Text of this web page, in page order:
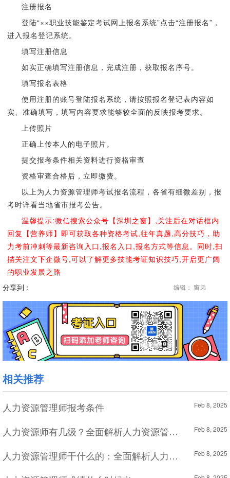
注册报名
登陆“××职业技能鉴定考试网上报名系统”点击“注册报名”，
进入报名登记系统。
填写注册信息
如实正确填写注册信息，完成注册，获取报名序号。
填写报名表格
使用注册的账号登陆报名系统，请按照报名登记表内容如
实、准确填写，填写内容要求能够较全面的反映报考要求。
上传照片
正确上传本人的电子照片。
提交报考条件相关资料进行资格审查
资格审查合格后，立即缴费。
以上为人力资源管理师考试报名流程，各省有细微差别，报
考时详看当地省市报考公告。
温馨提示:微信搜索公众号【深圳之窗】,关注后在对话框内
回复【营养师】即可获取各种资格考试,往年真题,高分技巧，助
力考前冲刺等最新咨询入口,报名入口,报名方式等信息。同时,扫
描关注文下企微号,可以了解更多技能考证知识技巧,开启更广阔
的职业发展之路
分享到：
编辑： 窗弟
相关推荐
人力资源管理师报考条件 Feb 8, 2025
人力资源师有几级？全面解析人力资源管理师的职业等级 Feb 8, 2025
人力资源管理师干什么的：全面解析人力资源管理师的职责与价值 Feb 8, 2025